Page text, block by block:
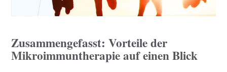
Zusammengefasst: Vorteile der
Mikroimmuntherapie auf einen Blick